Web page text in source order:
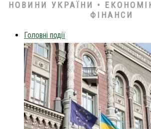
НОВИНИ УКРАЇНИ •
ФІНАНСИ
Головні події